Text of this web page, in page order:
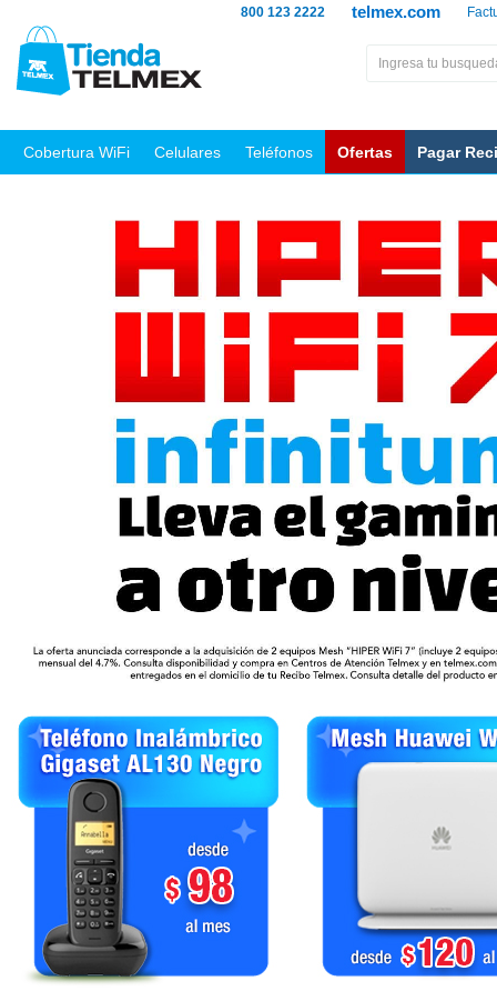
telmex.com
800 123 2222
Cobertura WiFi Celulares Teléfonos Ofertas Pagar